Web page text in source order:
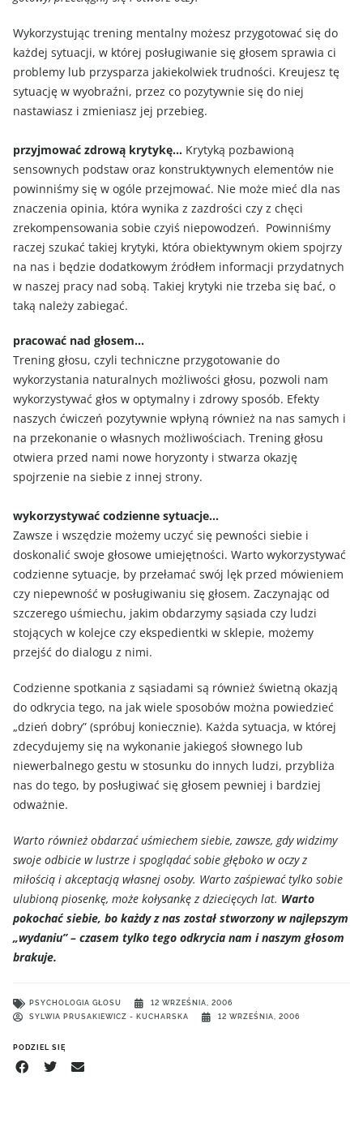
Wykorzystując trening mentalny możesz przygotować się do
każdej sytuacji, w której posługiwanie się głosem sprawia ci
problemy lub przysparza jakiekolwiek trudności. Kreujesz tę
sytuację w wyobraźni, przez co pozytywnie się do niej
nastawiasz i zmieniasz jej przebieg.
przyjmować zdrową krytykę… Krytyką pozbawioną
sensownych podstaw oraz konstruktywnych elementów nie
powinniśmy się w ogóle przejmować. Nie może mieć dla nas
znaczenia opinia, która wynika z zazdrości czy z chęci
zrekompensowania sobie czyiś niepowodzeń. Powinniśmy
raczej szukać takiej krytyki, która obiektywnym okiem spojrzy
na nas i będzie dodatkowym źródłem informacji przydatnych
w naszej pracy nad sobą. Takiej krytyki nie trzeba się bać, o
taką należy zabiegać.
pracować nad głosem…
Trening głosu, czyli techniczne przygotowanie do
wykorzystania naturalnych możliwości głosu, pozwoli nam
wykorzystywać głos w optymalny i zdrowy sposób. Efekty
naszych ćwiczeń pozytywnie wpłyną również na nas samych i
na przekonanie o własnych możliwościach. Trening głosu
otwiera przed nami nowe horyzonty i stwarza okazję
spojrzenie na siebie z innej strony.
wykorzystywać codzienne sytuacje…
Zawsze i wszędzie możemy uczyć się pewności siebie i
doskonalić swoje głosowe umiejętności. Warto wykorzystywać
codzienne sytuacje, by przełamać swój lęk przed mówieniem
czy niepewność w posługiwaniu się głosem. Zaczynając od
szczerego uśmiechu, jakim obdarzymy sąsiada czy ludzi
stojących w kolejce czy ekspedientki w sklepie, możemy
przejść do dialogu z nimi.
Codzienne spotkania z sąsiadami są również świetną okazją
do odkrycia tego, na jak wiele sposobów można powiedzieć
„dzień dobry” (spróbuj koniecznie). Każda sytuacja, w której
zdecydujemy się na wykonanie jakiegoś słownego lub
niewerbalnego gestu w stosunku do innych ludzi, przybliża
nas do tego, by posługiwać się głosem pewniej i bardziej
odważnie.
Warto również obdarzać uśmiechem siebie, zawsze, gdy widzimy
swoje odbicie w lustrze i spoglądać sobie głęboko w oczy z
miłością i akceptacją własnej osoby. Warto zaśpiewać tylko sobie
ulubioną piosenkę, może kołysankę z dziecięcych lat. Warto
pokochać siebie, bo każdy z nas został stworzony w najlepszym
„wydaniu” – czasem tylko tego odkrycia nam i naszym głosom
brakuje.
PSYCHOLOGIA GŁOSU
12 WRZEŚNIA, 2006
SYLWIA PRUSAKIEWICZ - KUCHARSKA
12 WRZEŚNIA, 2006
PODZIEL SIĘ